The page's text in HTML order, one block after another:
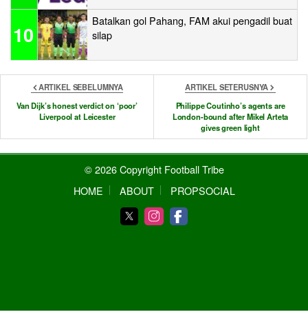
10
Batalkan gol Pahang, FAM akui pengadil buat
silap
ARTIKEL SEBELUMNYA
Van Dijk’s honest verdict on ‘poor’
Liverpool at Leicester
ARTIKEL SETERUSNYA
Philippe Coutinho’s agents are
London-bound after Mikel Arteta
gives green light
© 2026 Copyright Football Tribe
HOME
ABOUT PROPSOCIAL